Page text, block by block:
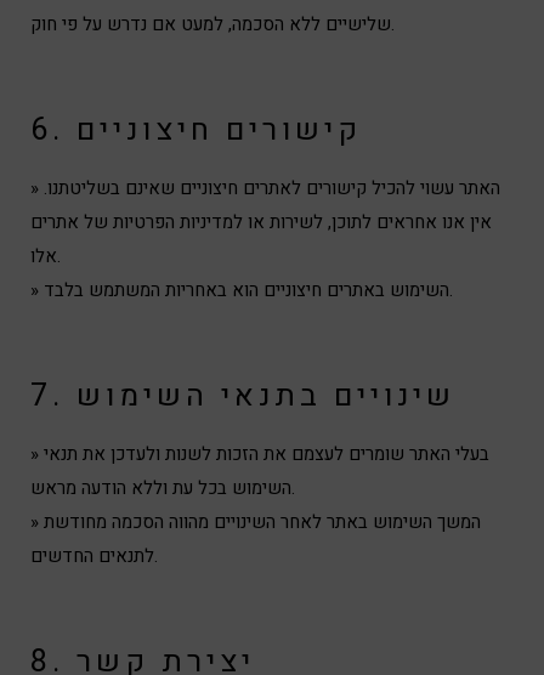
שלישיים ללא הסכמה, למעט אם נדרש על פי חוק.
6. קישורים חיצוניים
» האתר עשוי להכיל קישורים לאתרים חיצוניים שאינם בשליטתנו.
אין אנו אחראים לתוכן, לשירות או למדיניות הפרטיות של אתרים
אלו.
» השימוש באתרים חיצוניים הוא באחריות המשתמש בלבד.
7. שינויים בתנאי השימוש
» בעלי האתר שומרים לעצמם את הזכות לשנות ולעדכן את תנאי
השימוש בכל עת וללא הודעה מראש.
» המשך השימוש באתר לאחר השינויים מהווה הסכמה מחודשת
לתנאים החדשים.
8. יצירת קשר